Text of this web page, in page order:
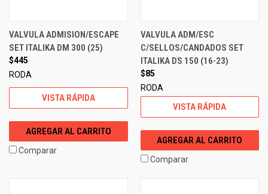
VALVULA ADMISION/ESCAPE
SET ITALIKA DM 300 (25)
$445
RODA
VISTA RÁPIDA
AGREGAR AL CARRITO
Comparar
VALVULA ADM/ESC
C/SELLOS/CANDADOS SET
ITALIKA DS 150 (16-23)
$85
RODA
VISTA RÁPIDA
AGREGAR AL CARRITO
Comparar